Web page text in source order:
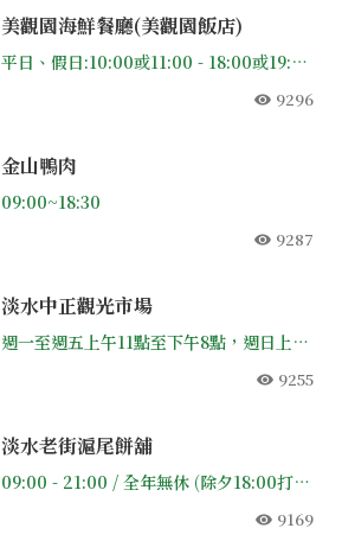
美觀園海鮮餐廳(美觀園飯店)
平日、假日:10:00或11:00 - 18:00或19:00(打烊不一定)
人氣
9296
金山鴨肉
09:00~18:30
人氣
9287
淡水中正觀光市場
週一至週五上午11點至下午8點，週日上午11點至下午9點，每週四休市，整修中
人氣
9255
淡水老街滬尾餅舖
09:00 - 21:00 / 全年無休 (除夕18:00打烊)
人氣
9169